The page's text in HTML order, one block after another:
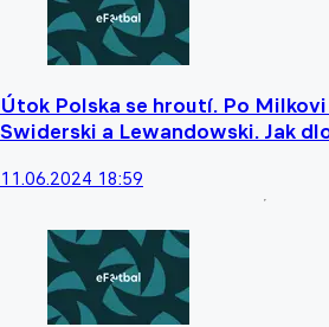
Útok Polska se hroutí. Po
Swiderski a Lewandowski. Jak
11.06.2024 18:59